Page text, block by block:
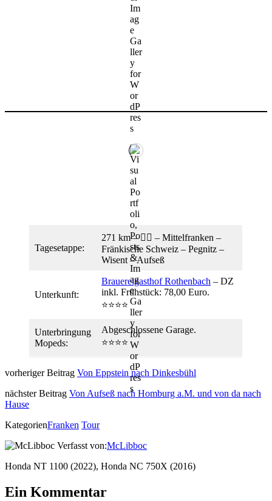
Tagesetappe:
271 km – 👍🏼 – Mittelfranken –
Fränkische Schweiz – Pegnitz –
Wisent – Aufseß
Unterkunft:
Brauereigasthof Rothenbach – DZ
inkl. Frühstück: 78,00 Euro.
⭐️⭐️⭐️⭐️
Unterbringung
Mopeds:
Abgeschlossene Garage.
⭐️⭐️⭐️⭐️
vorheriger Beitrag Von Eppstein nach Dinkesbühl
nächster Beitrag Von Aufseß nach Homburg a.M. und von da nach
Hause
KategorienFranken Tour
Verfasst von:McLibboc
Honda NT 1100 (2022), Honda NC 750X (2016)
Ein Kommentar